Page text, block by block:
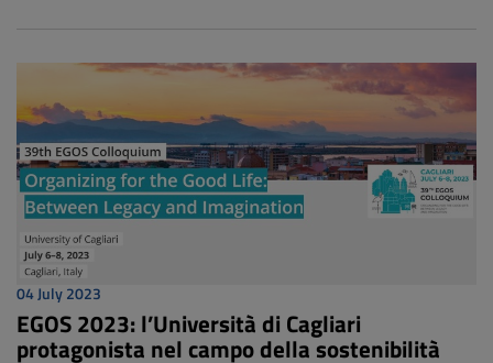
04 July 2023
EGOS 2023: l’Università di Cagliari
protagonista nel campo della sostenibilità